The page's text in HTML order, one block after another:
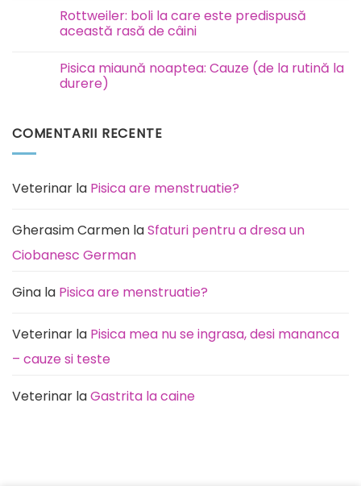
la
Eutanasiere
și
București
Ilfov
Rottweiler: boli la care este predispusă
această rasă de câini
la
Rottweiler:
boli
predispusă
Pisica miaună noaptea: Cauze (de la rutină la
durere)
Pisica
la
rutină
COMENTARII RECENTE
Veterinar la Pisica are menstruatie?
Gherasim Carmen laSfaturi pentru a dresa un
Ciobanesc German
Gina la Pisica are menstruatie?
Veterinar la Pisica mea nu se ingrasa, desi mananca
– cauze si teste
Veterinar laGastrita la caine